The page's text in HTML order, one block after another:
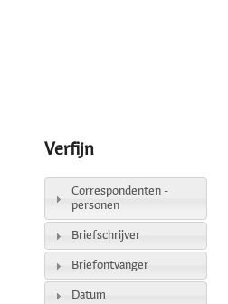
Verfijn
Correspondenten -
personen
Briefschrijver
Briefontvanger
Datum